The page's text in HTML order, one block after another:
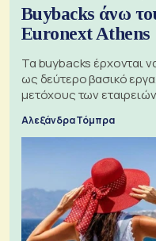
Buybacks άνω
Euronext Athens
Τα buybacks έρχονται
ως δεύτερο βασικό
μετόχους των
Αλεξάνδρα Τόμπρα